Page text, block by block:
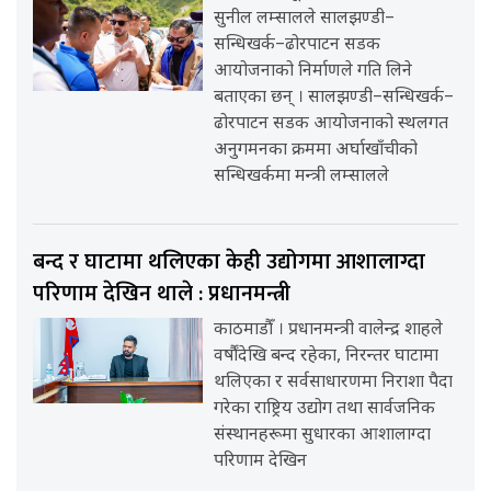
सुनील लम्सालले सालझण्डी–
सन्धिखर्क–ढोरपाटन सडक
आयोजनाको निर्माणले गति लिने
बताएका छन् । सालझण्डी–सन्धिखर्क–
ढोरपाटन सडक आयोजनाको स्थलगत
अनुगमनका क्रममा अर्घाखाँचीको
सन्धिखर्कमा मन्त्री लम्सालले
बन्द र घाटामा थलिएका केही उद्योगमा आशालाग्दा
परिणाम देखिन थाले : प्रधानमन्त्री
काठमाडौँ । प्रधानमन्त्री वालेन्द्र शाहले
वर्षौंदेखि बन्द रहेका, निरन्तर घाटामा
थलिएका र सर्वसाधारणमा निराशा पैदा
गरेका राष्ट्रिय उद्योग तथा सार्वजनिक
संस्थानहरूमा सुधारका आशालाग्दा
परिणाम देखिन